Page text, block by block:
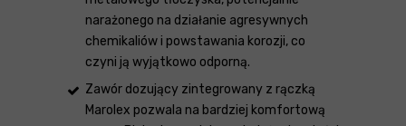
narażonego na działanie agresywnych
chemikaliów i powstawania korozji, co
czyni ją wyjątkowo odporną.
Zawór dozujący zintegrowany z rączką
Marolex pozwala na bardziej komfortową